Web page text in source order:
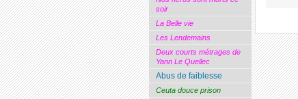
soir
La Belle vie
Les Lendemains
Deux courts métrages de
Yann Le Quellec
Abus de faiblesse
Ceuta douce prison